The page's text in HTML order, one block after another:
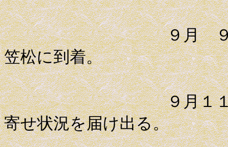
９月 ９日 総見
笠松に到着。
９月１１日 薩
寄せ状況を届け出る。